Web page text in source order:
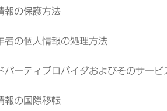
報の保護方法
者の個人情報の処理方法
パーティプロバイダおよびそのサービ
報の国際移転